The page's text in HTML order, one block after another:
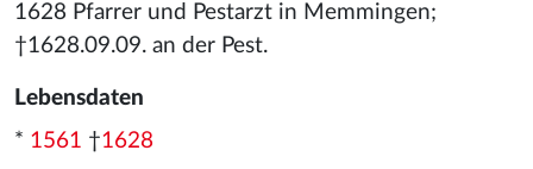
1628 Pfarrer und Pestarzt in Memmingen;
†1628.09.09. an der Pest.
Lebensdaten
* 1561 †1628